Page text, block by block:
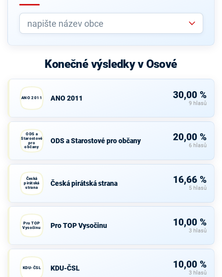
Konečné výsledky v Osové
ANO 2011 ANO 2011 30,00 %
9 hlasů
ODS a
Starostové
pro
občany
ODS a Starostové pro občany 20,00 %
6 hlasů
Česká
pirátská
strana
Česká pirátská strana 16,66 %
5 hlasů
Pro TOP
Vysočinu
Pro TOP Vysočinu 10,00 %
3 hlasů
KDU-ČSL KDU-ČSL 10,00 %
3 hlasů